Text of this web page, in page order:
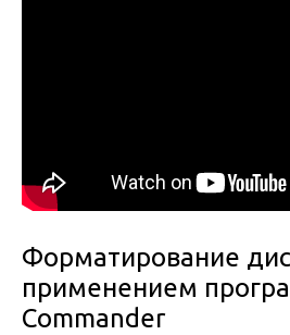
Форматирование
применением
Commander